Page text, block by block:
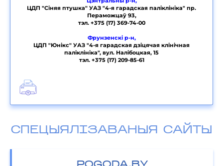
ЦДП "Сіняя птушка" УАЗ "4-я гарадская паліклініка" пр.
Пераможцаў 93,
тэл. +375 (17) 369-74-00
Фрунзенскі р-н,
ЦДП "Юнікс" УАЗ "4-я гарадская дзіцячая клінічная
паліклініка", вул. Налібоцкая, 15
тэл. +375 (17) 209-85-61
СПЕЦЫЯЛІЗАВАНЫЯ САЙТЫ